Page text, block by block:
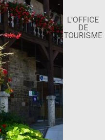
L'OFFICE
DE
TOURISME